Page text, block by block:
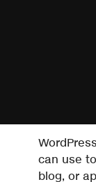
can use
blog, or